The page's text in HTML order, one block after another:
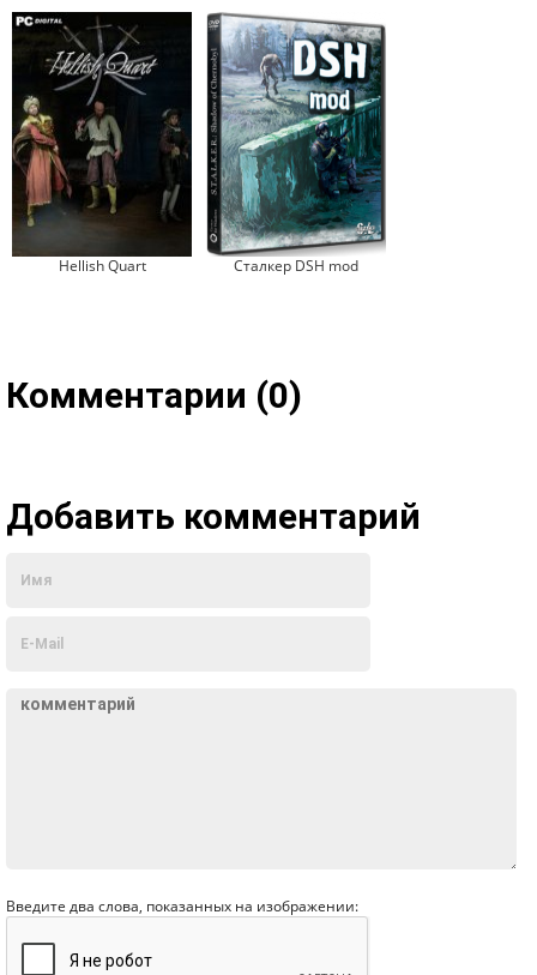
Hellish Quart Сталкер DSH mod
Комментарии (0)
Добавить комментарий
Введите два слова, показанных на изображении: